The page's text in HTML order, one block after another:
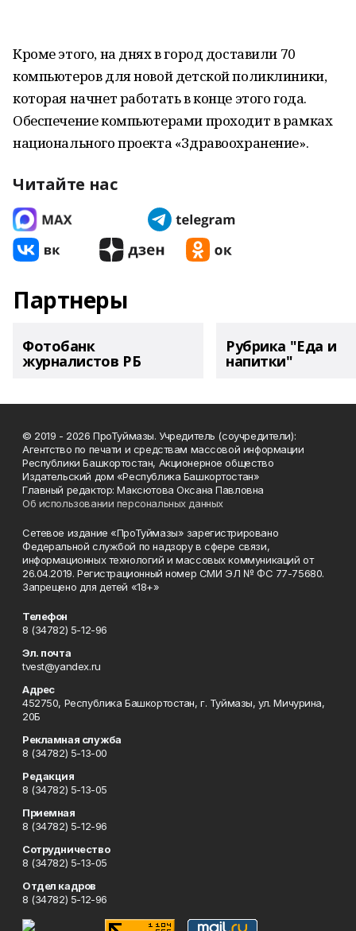
Кроме этого, на днях в город доставили 70
компьютеров для новой детской поликлиники,
которая начнет работать в конце этого года.
Обеспечение компьютерами проходит в рамках
национального проекта «Здравоохранение».
Читайте нас
Партнеры
Фотобанк
журналистов РБ
Рубрика "Еда и
напитки"
© 2019 - 2026 ПроТуймазы. Учредитель (соучредители):
Агентство по печати и средствам массовой информации
Республики Башкортостан, Акционерное общество
Издательский дом «Республика Башкортостан»
Главный редактор: Максютова Оксана Павловна
Об использовании персональных данных
Сетевое издание «ПроТуймазы» зарегистрировано
Федеральной службой по надзору в сфере связи,
информационных технологий и массовых коммуникаций от
26.04.2019. Регистрационный номер СМИ ЭЛ № ФС 77-75680.
Запрещено для детей «18+»
Телефон
8 (34782) 5-12-96
Эл. почта
tvest@yandex.ru
Адрес
452750, Республика Башкортостан, г. Туймазы, ул. Мичурина,
20Б
Рекламная служба
8 (34782) 5-13-00
Редакция
8 (34782) 5-13-05
Приемная
8 (34782) 5-12-96
Сотрудничество
8 (34782) 5-13-05
Отдел кадров
8 (34782) 5-12-96